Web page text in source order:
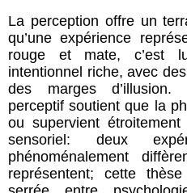
La perception offre un
qu’une expérience
rouge et mate, c’est
intentionnel riche, avec
des marges d’illusion.
perceptif soutient que la
ou supervient
sensoriel: deux
phénoménalement
représentent; cette